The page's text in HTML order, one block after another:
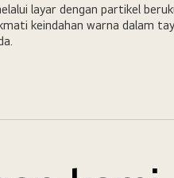
layar dengan partikel
keindahan warna dalam